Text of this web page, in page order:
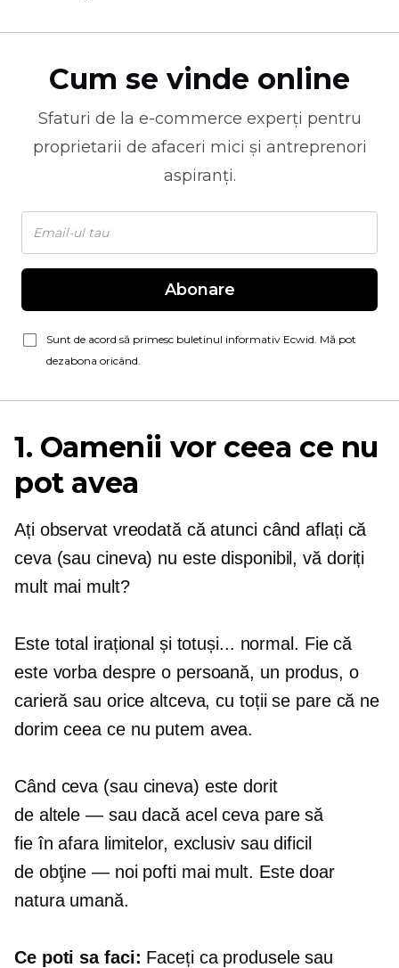
Cum se vinde online
Sfaturi de la e-commerce experți pentru
proprietarii de afaceri mici și antreprenori
aspiranți.
Abonare
Sunt de acord să primesc buletinul informativ Ecwid. Mă pot
dezabona oricând.
1. Oamenii vor ceea ce nu
pot avea
Ați observat vreodată că atunci când aflați că
ceva (sau cineva) nu este disponibil, vă doriți
mult mai mult?
Este total irațional și totuși... normal. Fie că
este vorba despre o persoană, un produs, o
carieră sau orice altceva, cu toții se pare că ne
dorim ceea ce nu putem avea.
Când ceva (sau cineva) este dorit
de altele — sau dacă acel ceva pare să
fieîn afara limitelor, exclusiv sau dificil
de obţine — noipofti mai mult. Este doar
natura umană.
Ce poti sa faci: Faceți ca produsele sau